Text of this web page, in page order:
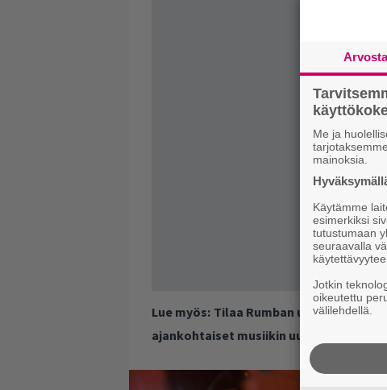
Lue myös: Tilaa Rumban uutiskirje ja
ajankohtaiset musiikin uutiset ja
Me ja
mainoksia.
Käytämme
esimerkiksi
tutustumaan
seuraavalla
Jotkin
oikeutettu
välilehdellä.